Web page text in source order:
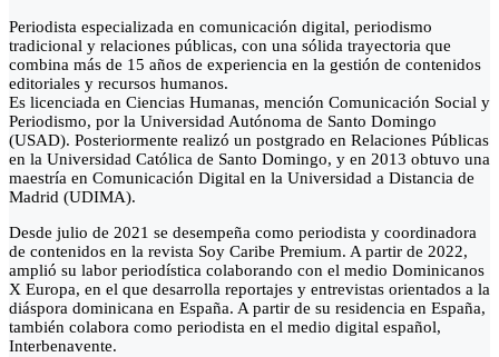
Periodista especializada en comunicación digital, periodismo
tradicional y relaciones públicas, con una sólida trayectoria que
combina más de 15 años de experiencia en la gestión de contenidos
editoriales y recursos humanos.
Es licenciada en Ciencias Humanas, mención Comunicación Social y
Periodismo, por la Universidad Autónoma de Santo Domingo
(USAD). Posteriormente realizó un postgrado en Relaciones Públicas
en la Universidad Católica de Santo Domingo, y en 2013 obtuvo una
maestría en Comunicación Digital en la Universidad a Distancia de
Madrid (UDIMA).
Desde julio de 2021 se desempeña como periodista y coordinadora
de contenidos en la revista Soy Caribe Premium. A partir de 2022,
amplió su labor periodística colaborando con el medio Dominicanos
X Europa, en el que desarrolla reportajes y entrevistas orientados a la
diáspora dominicana en España. A partir de su residencia en España,
también colabora como periodista en el medio digital español,
Interbenavente.